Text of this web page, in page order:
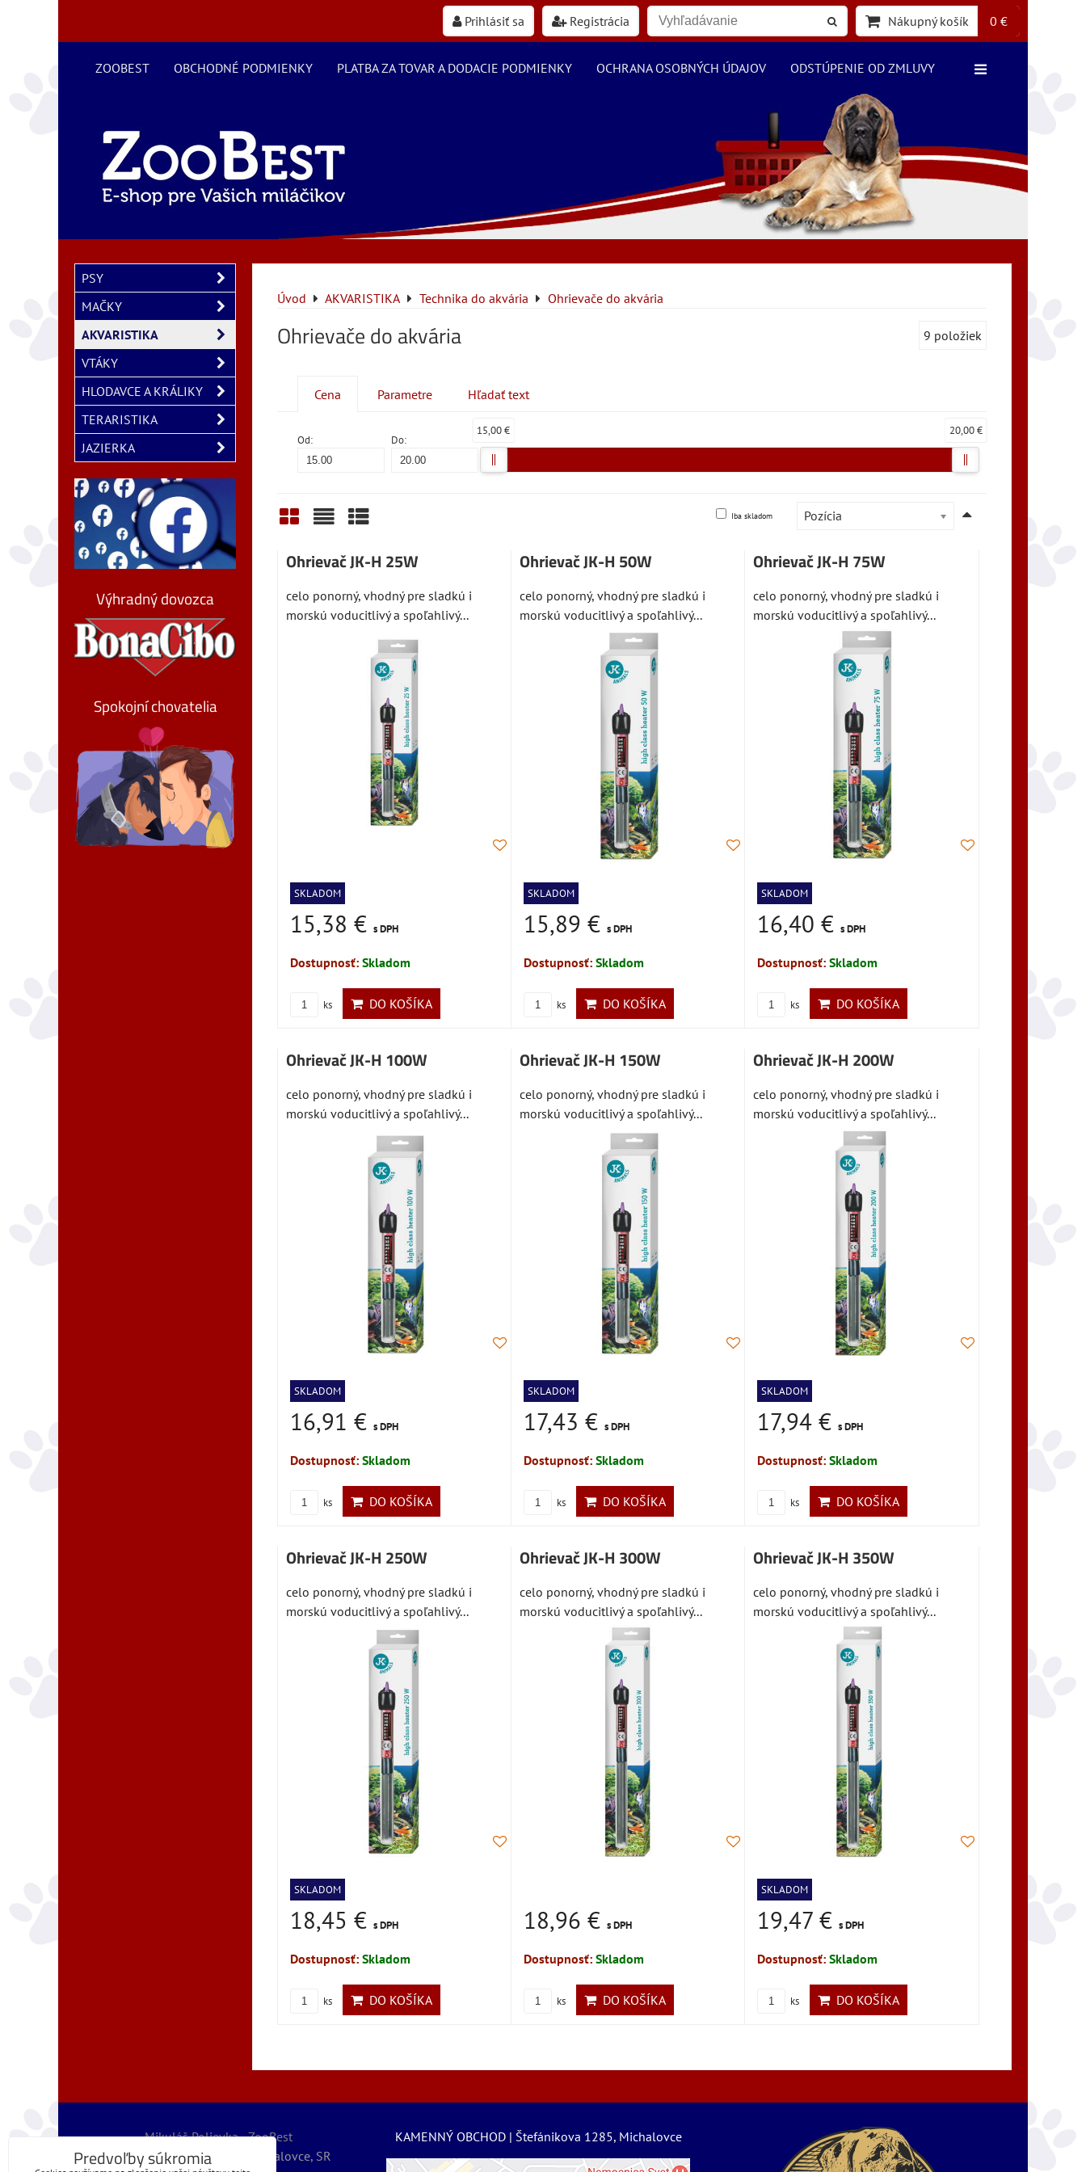
Prihlásiť sa Registrácia Nákupný košík 0 €
ZOOBEST OBCHODNÉ PODMIENKY PLATBA ZA TOVAR A DODACIE PODMIENKY OCHRANA OSOBNÝCH ÚDAJOV ODSTÚPENIE OD ZMLUVY
Úvod AKVARISTIKA Technika do akvária Ohrievače do akvária
Ohrievače do akvária 9 položiek
Cena Parametre Hľadať text
Od: Do:
15,00 € 20,00 €
Pozícia
Iba skladom
Ohrievač JK-H 25W
celo ponorný, vhodný pre sladkú i
morskú voducitlivý a spoľahlivý...
SKLADOM
15,38 € s DPH
Dostupnosť: Skladom
ks DO KOŠÍKA
Ohrievač JK-H 50W
celo ponorný, vhodný pre sladkú i
morskú voducitlivý a spoľahlivý...
SKLADOM
15,89 € s DPH
Dostupnosť: Skladom
ks DO KOŠÍKA
Ohrievač JK-H 75W
celo ponorný, vhodný pre sladkú i
morskú voducitlivý a spoľahlivý...
SKLADOM
16,40 €s DPH
Dostupnosť:Skladom
ks DO KOŠÍKA
Ohrievač JK-H 100W
celo ponorný, vhodný pre sladkú i
morskú voducitlivý a spoľahlivý...
SKLADOM
16,91 € s DPH
Dostupnosť: Skladom
ks DO KOŠÍKA
Ohrievač JK-H 150W
celo ponorný, vhodný pre sladkú i
morskú voducitlivý a spoľahlivý...
SKLADOM
17,43 € s DPH
Dostupnosť: Skladom
ks DO KOŠÍKA
Ohrievač JK-H 200W
celo ponorný, vhodný pre sladkú i
morskú voducitlivý a spoľahlivý...
SKLADOM
17,94 €s DPH
Dostupnosť:Skladom
ks DO KOŠÍKA
Ohrievač JK-H 250W
celo ponorný, vhodný pre sladkú i
morskú voducitlivý a spoľahlivý...
SKLADOM
18,45 € s DPH
Dostupnosť: Skladom
ks DO KOŠÍKA
Ohrievač JK-H 300W
celo ponorný, vhodný pre sladkú i
morskú voducitlivý a spoľahlivý...
18,96 € s DPH
Dostupnosť: Skladom
ks DO KOŠÍKA
Ohrievač JK-H 350W
celo ponorný, vhodný pre sladkú i
morskú voducitlivý a spoľahlivý...
SKLADOM
19,47 €s DPH
Dostupnosť:Skladom
ks DO KOŠÍKA
PSY
MAČKY
AKVARISTIKA
VTÁKY
HLODAVCE A KRÁLIKY
TERARISTIKA
JAZIERKA
Výhradný dovozca
Spokojní chovatelia
Mikuláš Polievka - ZooBest
Severná 5789/32, 07101 Michalovce, SR
KAMENNÝ OBCHOD | Štefánikova 1285, Michalovce
Predvoľby súkromia